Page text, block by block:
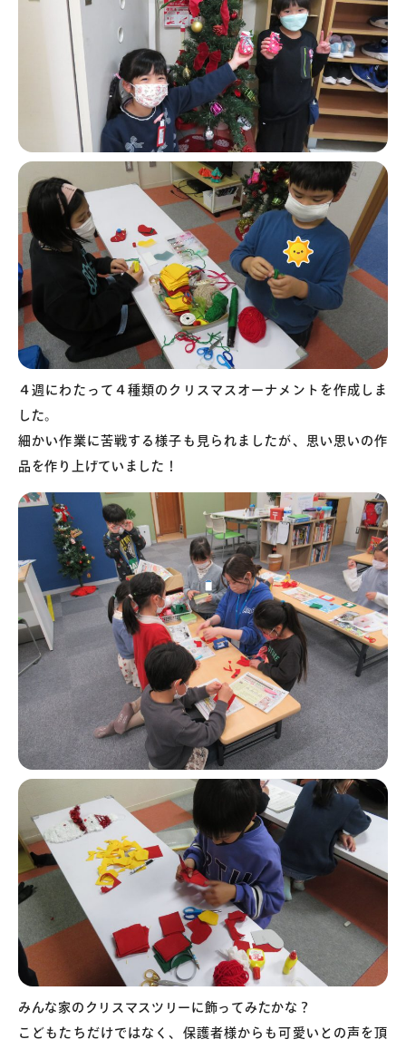
４週にわたって４種類のクリスマスオーナメントを作成しま
した。
細かい作業に苦戦する様子も見られましたが、思い思いの作
品を作り上げていました！
みんな家のクリスマスツリーに飾ってみたかな？
こどもたちだけではなく、保護者様からも可愛いとの声を頂